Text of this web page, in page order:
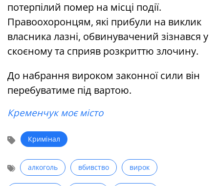
потерпілий помер на місці події.
Правоохоронцям, які прибули на виклик
власника лазні, обвинувачений зізнався у
скоєному та сприяв розкриттю злочину.
До набрання вироком законної сили він
перебуватиме під вартою.
Кременчук моє місто
Кримінал
алкоголь вбивство вирок